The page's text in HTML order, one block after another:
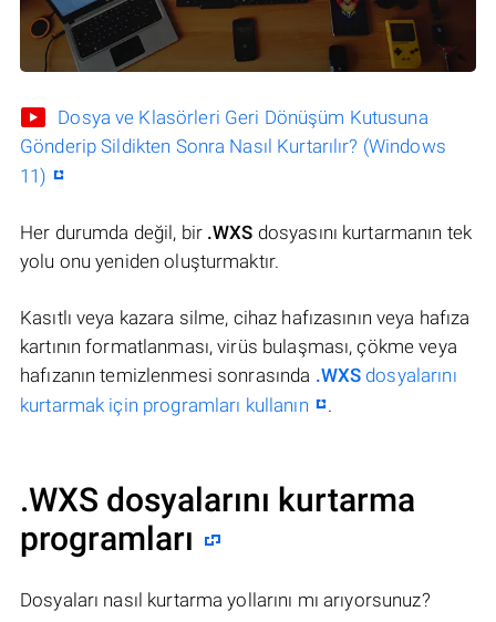
Dosya ve Klasörleri Geri Dönüşüm Kutusuna
Gönderip Sildikten Sonra Nasıl Kurtarılır? (Windows
11)
Her durumda değil, bir .WXS dosyasını kurtarmanın tek
yolu onu yeniden oluşturmaktır.
Kasıtlı veya kazara silme, cihaz hafızasının veya hafıza
kartının formatlanması, virüs bulaşması, çökme veya
hafızanın temizlenmesi sonrasında .WXS dosyalarını
kurtarmak için programları kullanın
.
.WXS dosyalarını kurtarma
programları
Dosyaları nasıl kurtarma yollarını mı arıyorsunuz?